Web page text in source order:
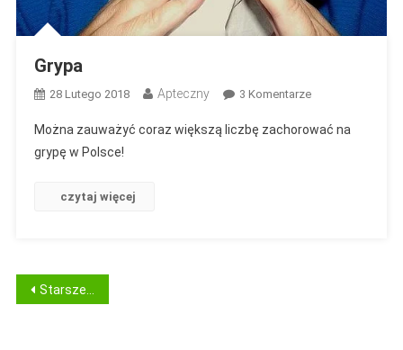
Grypa
28 Lutego 2018 Apteczny 3 KomentarzeDo
Można zauważyć coraz większą liczbę zachorować na
grypę w Polsce!
czytaj więcej
Nawigacja
Starsze wpisy